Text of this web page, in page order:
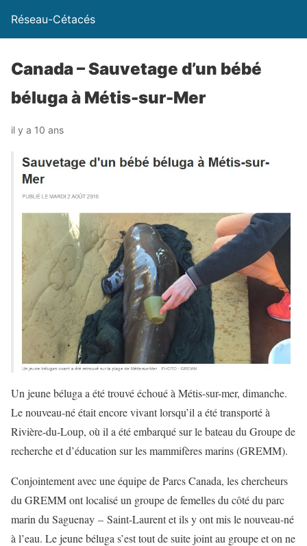
Réseau-Cétacés
Canada – Sauvetage d’un bébé
béluga à Métis-sur-Mer
il y a 10 ans
Un jeune béluga a été trouvé échoué à Métis-sur-mer, dimanche.
Le nouveau-né était encore vivant lorsqu’il a été transporté à
Rivière-du-Loup, où il a été embarqué sur le bateau du Groupe de
recherche et d’éducation sur les mammifères marins (GREMM).
Conjointement avec une équipe de Parcs Canada, les chercheurs
du GREMM ont localisé un groupe de femelles du côté du parc
marin du Saguenay – Saint-Laurent et ils y ont mis le nouveau-né
à l’eau. Le jeune béluga s’est tout de suite joint au groupe et on ne